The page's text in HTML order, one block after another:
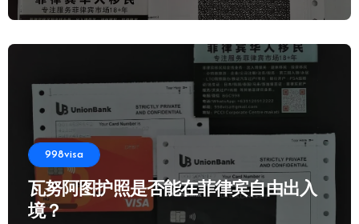
998visa
瓦努阿图护照是否能在菲律宾自由出入
境？